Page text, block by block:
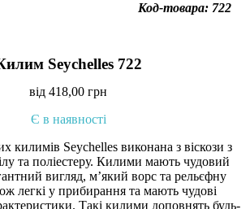
Код-товара: 722
Seychelles 722
від 418,00 грн
Є в наявності
килимів Seychelles виконана з віскози з
та поліестеру. Килими мають чудовий
вигляд, м’який ворс та рельєфну
легкі у прибирання та мають чудові
Такі килими доповнять будь-